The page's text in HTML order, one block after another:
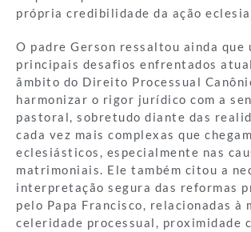
própria credibilidade da ação
O padre Gerson ressaltou ainda que
principais desafios enfrentados
âmbito do Direito Processual
harmonizar o rigor jurídico com a
pastoral, sobretudo diante das
cada vez mais complexas que
eclesiásticos, especialmente nas
matrimoniais. Ele também citou a
interpretação segura das reformas
pelo Papa Francisco, relacionadas à
celeridade processual, proximidade